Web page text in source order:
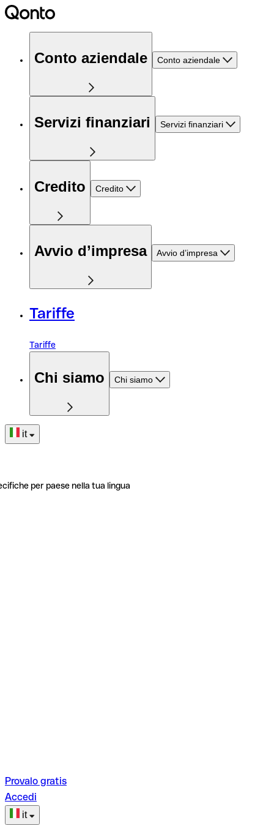
Conto aziendale Conto aziendale
Servizi finanziari Servizi finanziari
Credito Credito
Avvio d’impresa Avvio d’impresa
Tariffe
Tariffe
Chi siamo Chi siamo
it
per paese nella tua lingua
Provalo gratis
Accedi
it